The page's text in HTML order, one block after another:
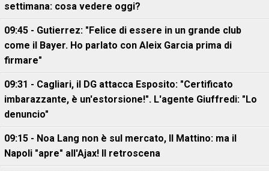
settimana: cosa vedere oggi?
09:45 - Gutierrez: "Felice di essere in un grande club
come il Bayer. Ho parlato con Aleix Garcia prima di
firmare"
09:31 - Cagliari, il DG attacca Esposito: "Certificato
imbarazzante, è un'estorsione!". L'agente Giuffredi: "Lo
denuncio"
09:15 - Noa Lang non è sul mercato, Il Mattino: ma il
Napoli "apre" all'Ajax! Il retroscena